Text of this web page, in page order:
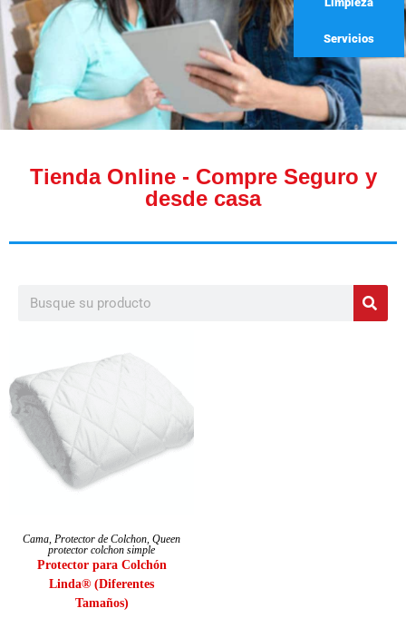
Servicios
Tienda Online - Compre Seguro y
desde casa
SELECCIONAR OPCIONES
Cama, Protector de Colchon, Queen
protector colchon simple
Protector para Colchón
Linda® (Diferentes
Tamaños)